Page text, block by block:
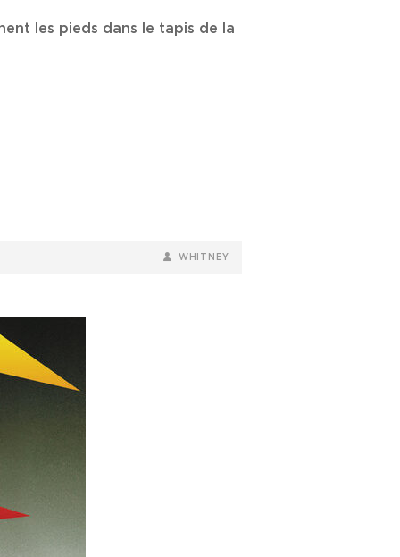
les pieds dans le tapis de la
BY
BYLINE
WHITNEY